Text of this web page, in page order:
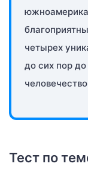
четырех
до сих пор
Тест по